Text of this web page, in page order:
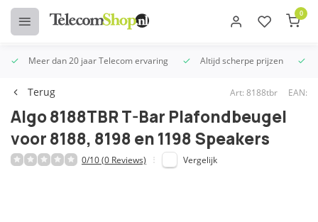
0
Meer dan 20 jaar Telecom ervaring Altijd scherpe prijzen
Terug Art: 8188tbr EAN:
Algo 8188TBR T-Bar Plafondbeugel
voor 8188, 8198 en 1198 Speakers
0/10 (0 Reviews) Vergelijk